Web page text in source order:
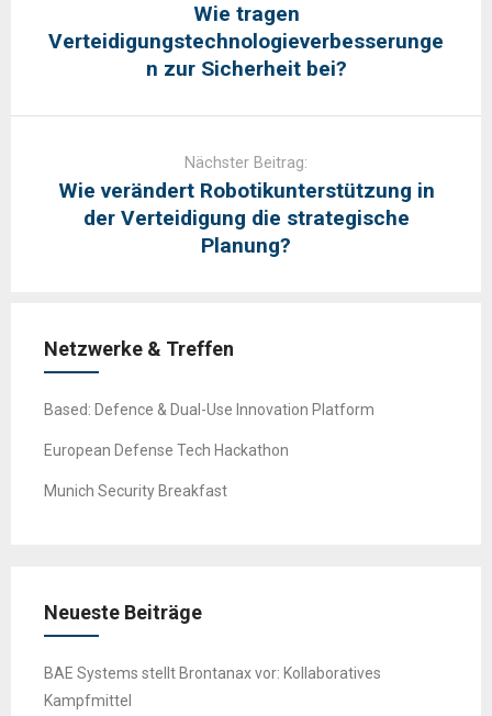
Wie tragen
Verteidigungstechnologieverbesserunge
n zur Sicherheit bei?
Nächster Beitrag:
Wie verändert Robotikunterstützung in
der Verteidigung die strategische
Planung?
Netzwerke & Treffen
Based: Defence & Dual-Use Innovation Platform
European Defense Tech Hackathon
Munich Security Breakfast
Neueste Beiträge
BAE Systems stellt Brontanax vor: Kollaboratives
Kampfmittel